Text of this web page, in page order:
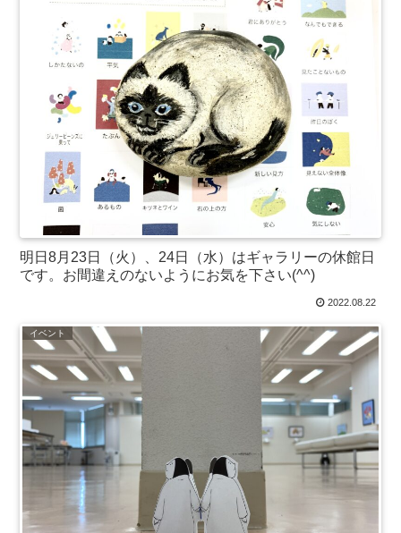
明日8月23日（火）、24日（水）はギャラリーの休館日
です。お間違えのないようにお気を下さい(^^)
2022.08.22
イベント